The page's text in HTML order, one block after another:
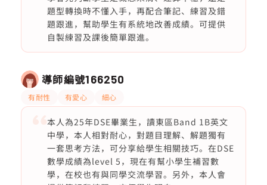
題型轉換時不懂入手，再配合筆記、練習及錯
題跟進，幫助學生有系統地改善成績。可提供
自製練習及課後簡單跟進。
導師編號166250
有耐性 有愛心 細心
本人為25年DSE畢業生，讀東區Band 1B英文
中學，本人相對耐心，對題目理解、解題獨有
一套思考方法，可分享給學生相關技巧。在DSE
數學成績為level 5，現在有幫小學生補習數
學，在校也有與同學交流學習。另外，本人會